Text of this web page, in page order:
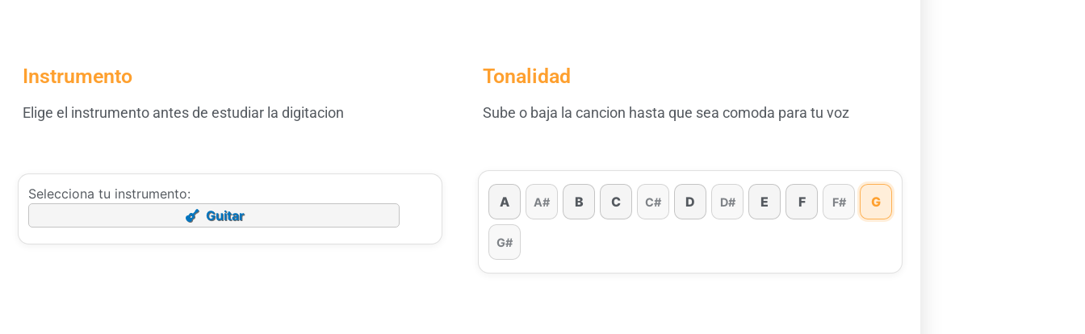
Instrumento
Elige el instrumento antes de estudiar la digitacion
Selecciona tu instrumento:
Guitar
Tonalidad
Sube o baja la cancion hasta que sea comoda para tu voz
A A# B C C# D D# E F F# G
G#